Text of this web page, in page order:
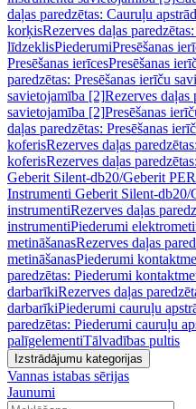
daļas paredzētas: Cauruļu
korķisRezerves daļas
līdzeklisPiederumiPresēšanas
Presēšanas ierīcesPresēšanas
paredzētas: Presēšanas ierīču
savietojamība [2]Rezerves daļas
savietojamība [2]Presēšanas
daļas paredzētas: Presēšanas
koferisRezerves daļas
koferisRezerves daļas
Geberit Silent-db20/Geberit PE
Instrumenti Geberit Silent-db20/
instrumentiRezerves daļas
instrumentiPiederumi
metināšanasRezerves daļas
metināšanasPiederumi
paredzētas: Piederumi
darbarīkiRezerves daļas
darbarīkiPiederumi cauruļu
paredzētas: Piederumi cauruļu
palīgelementiTālvadības pultis
Izstrādājumu kategorijas
Vannas istabas sērijas
Jaunumi